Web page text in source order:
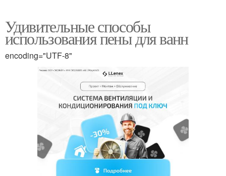
Удивительные способы
использования пены для ванн
encoding="UTF-8"